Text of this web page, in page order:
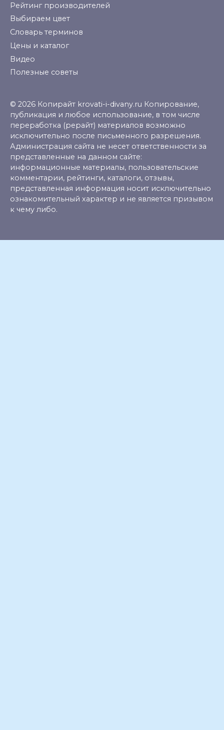
Рейтинг производителей
Выбираем цвет
Словарь терминов
Цены и каталог
Видео
Полезные советы
© 2026 Копирайт krovati-i-divany.ru Копирование,
публикация и любое использование, в том числе
переработка (рерайт) материалов возможно
исключительно после письменного разрешения.
Администрация сайта не несет ответственности за
представленные на данном сайте:
информационные материалы, пользовательские
комментарии, рейтинги, каталоги, отзывы,
представленная информация носит исключительно
ознакомительный характер и не является призывом
к чему либо.